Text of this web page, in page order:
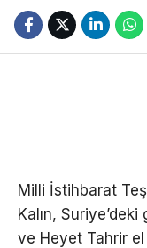
Milli İstihbarat
Kalın,
ve Heyet Tahrir